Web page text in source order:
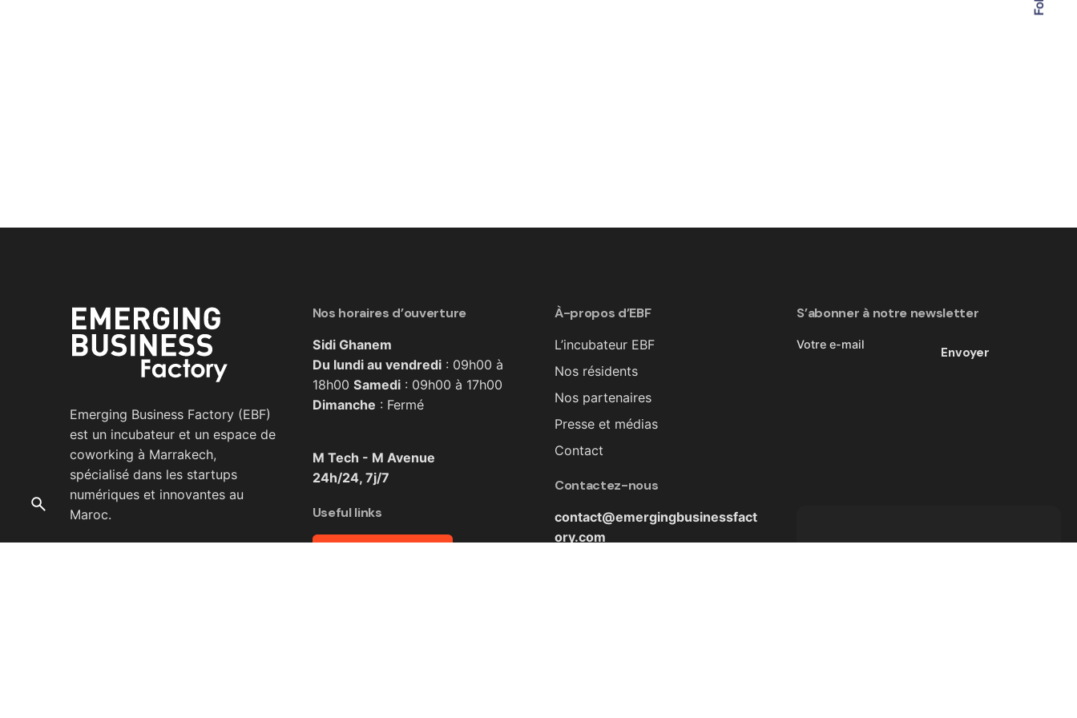
Emerging Business Factory (EBF)
est un incubateur et un espace de
coworking à Marrakech,
spécialisé dans les startups
numériques et innovantes au
Maroc.
Nos horaires d’ouverture
Sidi Ghanem
Du lundi au vendredi: 09h00 à
18h00 Samedi: 09h00 à 17h00
Dimanche : Fermé
M Tech - M Avenue
24h/24, 7j/7
Useful links
À-propos d’EBF
L’incubateur EBF
Nos résidents
Nos partenaires
Presse et médias
Contact
Contactez-nous
contact@emergingbusinessfact
ory.com
S’abonner à notre newsletter
Votre e-mail
newsletter
Inscrivez-vous dès maintenant et